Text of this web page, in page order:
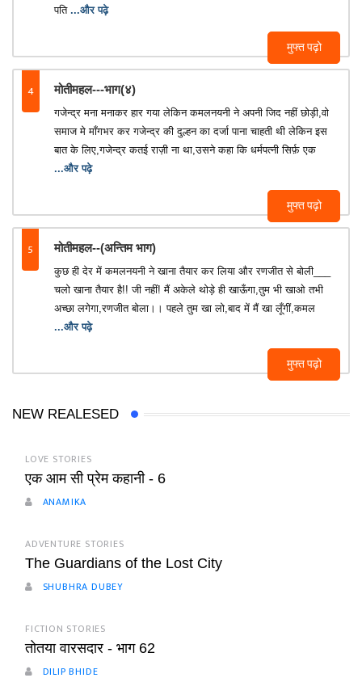
मुफ्त पढ़ो
पति ...और पढ़े
4 मोतीमहल---भाग(४)
मुफ्त पढ़ो
गजेन्द्र मना मनाकर हार गया लेकिन कमलनयनी ने अपनी जिद नहीं छोड़ी,वो
समाज मे माँगभर कर गजेन्द्र की दुल्हन का दर्जा पाना चाहती थी लेकिन इस
बात के लिए,गजेन्द्र कतई राज़ी ना था,उसने कहा कि धर्मपत्नी सिर्फ़ एक
...और पढ़े
5 मोतीमहल--(अन्तिम भाग)
मुफ्त पढ़ो
कुछ ही देर में कमलनयनी ने खाना तैयार कर लिया और रणजीत से बोली___
चलो खाना तैयार है!! जी नहीं! मैं अकेले थोड़े ही खाऊँगा,तुम भी खाओ तभी
अच्छा लगेगा,रणजीत बोला।। पहले तुम खा लो,बाद में मैं खा लूँगीं,कमल
...और पढ़े
NEW REALESED
LOVE STORIES
एक आम सी प्रेम कहानी - 6
ANAMIKA
ADVENTURE STORIES
The Guardians of the Lost City
SHUBHRA DUBEY
FICTION STORIES
तोतया वारसदार - भाग 62
DILIP BHIDE